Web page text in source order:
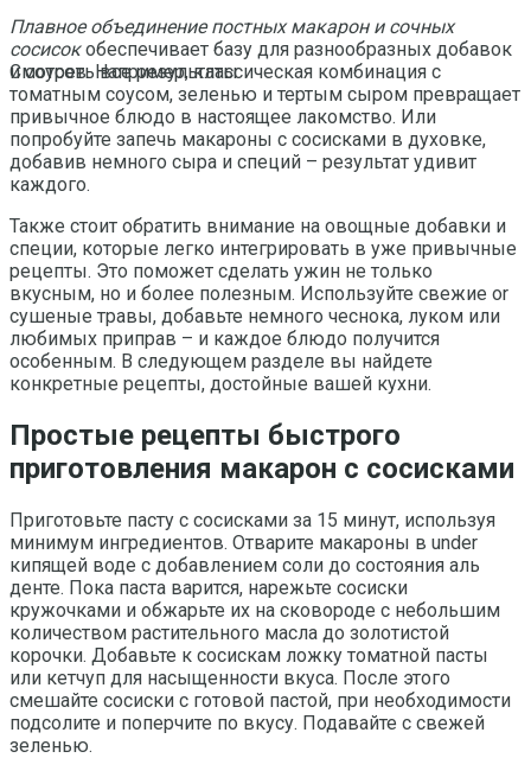
Смотреть все результаты
Плавное объединение постных макарон и сочных
сосисокобеспечивает базу для разнообразных добавок
и соусов. Например, классическая комбинация с
томатным соусом, зеленью и тертым сыром превращает
привычное блюдо в настоящее лакомство. Или
попробуйте запечь макароны с сосисками в духовке,
добавив немного сыра и специй – результат удивит
каждого.
Также стоит обратить внимание на овощные добавки и
специи, которые легко интегрировать в уже привычные
рецепты. Это поможет сделать ужин не только
вкусным, но и более полезным. Используйте свежие or
сушеные травы, добавьте немного чеснока, луком или
любимых приправ – и каждое блюдо получится
особенным. В следующем разделе вы найдете
конкретные рецепты, достойные вашей кухни.
Простые рецепты быстрого
приготовления макарон с сосисками
Приготовьте пасту с сосисками за 15 минут, используя
минимум ингредиентов. Отварите макароны в under
кипящей воде с добавлением соли до состояния аль
денте. Пока паста варится, нарежьте сосиски
кружочками и обжарьте их на сковороде с небольшим
количеством растительного масла до золотистой
корочки. Добавьте к сосискам ложку томатной пасты
или кетчуп для насыщенности вкуса. После этого
смешайте сосиски с готовой пастой, при необходимости
подсолите и поперчите по вкусу. Подавайте с свежей
зеленью.